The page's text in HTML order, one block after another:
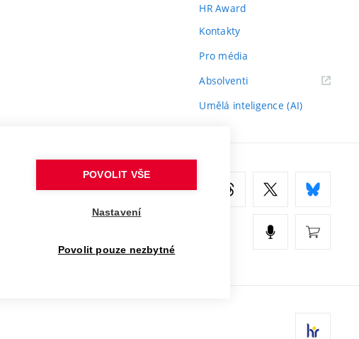
HR Award
Kontakty
Pro média
Absolventi(externí
Umělá inteligence (AI)
POVOLIT VŠE
Nastavení
Povolit pouze nezbytné